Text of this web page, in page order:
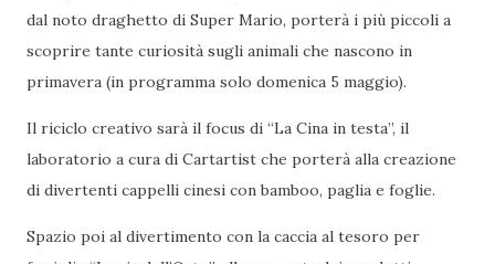
dal noto draghetto di Super Mario, porterà i più piccoli a
scoprire tante curiosità sugli animali che nascono in
primavera (in programma solo domenica 5 maggio).
Il riciclo creativo sarà il focus di “La Cina in testa”, il
laboratorio a cura di Cartartist che porterà alla creazione
di divertenti cappelli cinesi con bamboo, paglia e foglie.
Spazio poi al divertimento con la caccia al tesoro per